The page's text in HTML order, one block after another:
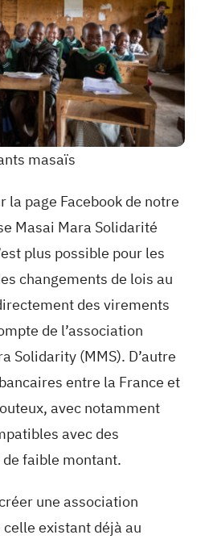
masaïs
la page Facebook de notre
Masai Mara Solidarité
plus possible pour les
changements de lois au
des virements
de l’association
Solidarity (MMS). D’autre
entre la France et
avec notamment
avec des
faible montant.
une association
existant déjà au